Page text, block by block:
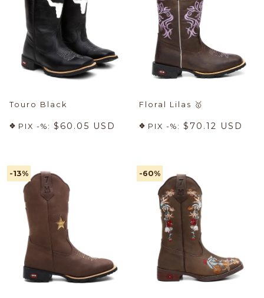
Touro Black
PIX -%: $60.05 USD
Floral Lilas 🥇
PIX -%: $70.12 USD
-13% -60%